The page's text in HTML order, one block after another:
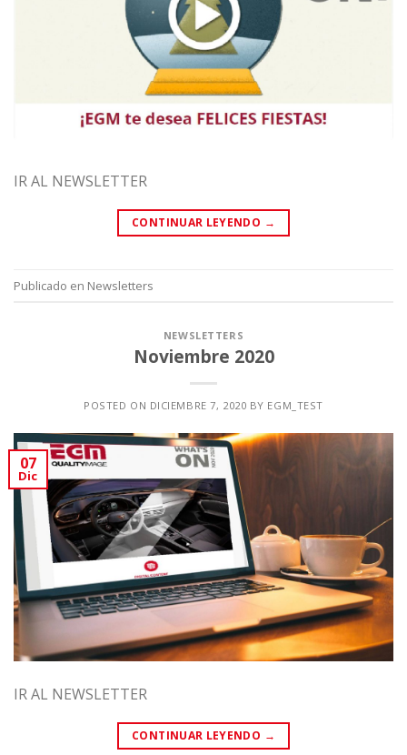
IR AL NEWSLETTER
CONTINUAR LEYENDO →
Publicado en Newsletters
NEWSLETTERS
Noviembre 2020
POSTED ON DICIEMBRE 7, 2020 BY EGM_TEST
07
Dic
IR AL NEWSLETTER
CONTINUAR LEYENDO →